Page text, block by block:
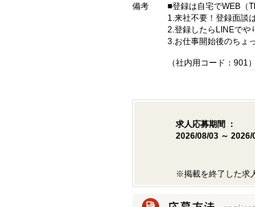
備考
■登録は自宅でWEB（
1.来社不要！登録面談
2.登録したらLINEでや
3.お仕事開始後のちょ
（社内用コード：901）
求人応募期間 ：
2026/08/03 ～ 2026/
※掲載を終了した求